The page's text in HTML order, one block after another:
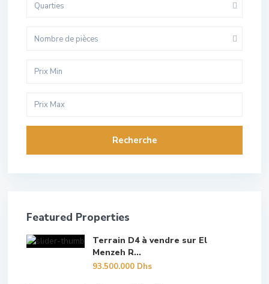
Quarties
Nombre de pièces
Recherche
Featured Properties
Terrain D4 à vendre sur El
Menzeh R...
93.500.000 Dhs